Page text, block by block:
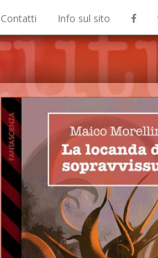
Contatti Info sul sito